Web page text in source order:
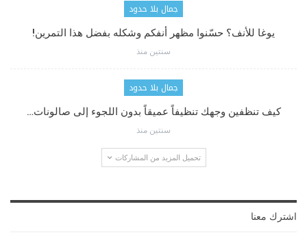
جمال بلا حدود
يوغا للأنف؟ حسّنوا مظهر أنفكم وشكله بفضل هذا التمرين!
سنتين منذ
جمال بلا حدود
كيف تنظفين وجهك تنظيفاً عميقاً بدون اللجوء إلى صالونات…
سنتين منذ
تحميل المزيد من المشاركات
اشترك معنا